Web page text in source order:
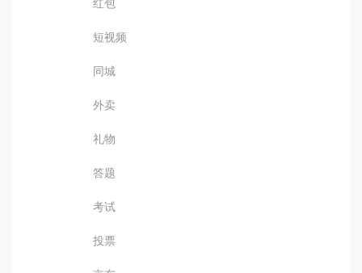
短视频
同城
外卖
礼物
答题
考试
投票